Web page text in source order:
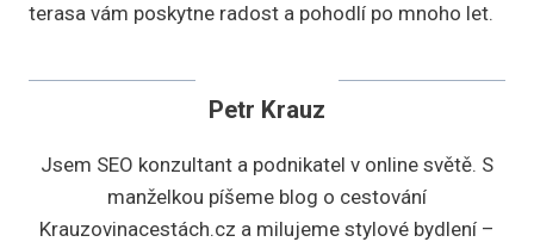
terasa vám poskytne radost a pohodlí po mnoho let.
Petr Krauz
Jsem SEO konzultant a podnikatel v online světě. S
manželkou píšeme blog o cestování
Krauzovinacestách.cz a milujeme stylové bydlení –